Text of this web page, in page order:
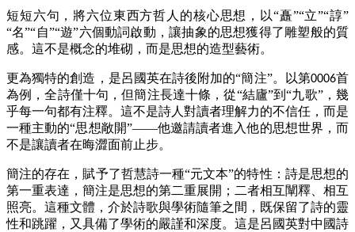
短短六句，將六位東西方哲人的核心思想，以“矗”“立”“諄”
“名”“自”“遊”六個動詞啟動，讓抽象的思想獲得了雕塑般的質
感。這不是概念的堆砌，而是思想的造型藝術。
更為獨特的創造，是呂國英在詩後附加的“簡注”。以第0006首
為例，全詩僅十句，但簡注長達十條，從“結廬”到“九歌”，幾
乎每一句都有注釋。這不是詩人對讀者理解力的不信任，而是
一種主動的“思想敞開”——他邀請讀者進入他的思想世界，而
不是讓讀者在晦澀面前止步。
簡注的存在，賦予了哲慧詩一種“元文本”的特性：詩是思想的
第一重表達，簡注是思想的第二重展開；二者相互闡釋、相互
照亮。這種文體，介於詩歌與學術隨筆之間，既保留了詩的靈
性和跳躍，又具備了學術的嚴謹和深度。這是呂國英對中國詩